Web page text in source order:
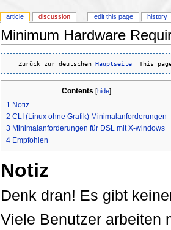
Minimum Hardware
   Zurück zur deutschen
Hauptseite
This
Contents [hide]
1 Notiz
2 CLI (Linux ohne Grafik) Minimalanforderungen
3 Minimalanforderungen für DSL mit X-windows
4 Empfohlen
Notiz
Denk dran! Es gibt
Viele Benutzer arbeiten
article discussion edit this page history